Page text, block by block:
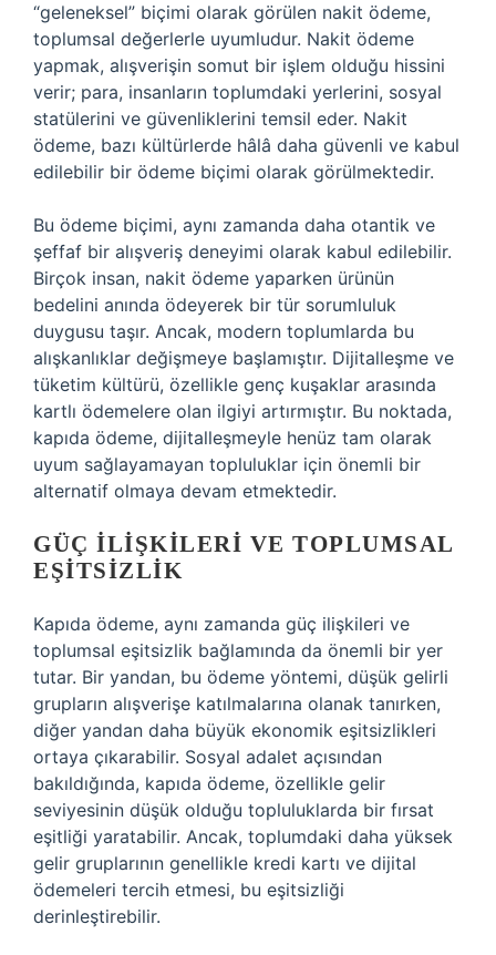
“geleneksel” biçimi olarak görülen nakit ödeme,
toplumsal değerlerle uyumludur. Nakit ödeme
yapmak, alışverişin somut bir işlem olduğu hissini
verir; para, insanların toplumdaki yerlerini, sosyal
statülerini ve güvenliklerini temsil eder. Nakit
ödeme, bazı kültürlerde hâlâ daha güvenli ve kabul
edilebilir bir ödeme biçimi olarak görülmektedir.
Bu ödeme biçimi, aynı zamanda daha otantik ve
şeffaf bir alışveriş deneyimi olarak kabul edilebilir.
Birçok insan, nakit ödeme yaparken ürünün
bedelini anında ödeyerek bir tür sorumluluk
duygusu taşır. Ancak, modern toplumlarda bu
alışkanlıklar değişmeye başlamıştır. Dijitalleşme ve
tüketim kültürü, özellikle genç kuşaklar arasında
kartlı ödemelere olan ilgiyi artırmıştır. Bu noktada,
kapıda ödeme, dijitalleşmeyle henüz tam olarak
uyum sağlayamayan topluluklar için önemli bir
alternatif olmaya devam etmektedir.
GÜÇ İLIŞKILERI VE TOPLUMSAL
EŞITSIZLIK
Kapıda ödeme, aynı zamanda güç ilişkileri ve
toplumsal eşitsizlik bağlamında da önemli bir yer
tutar. Bir yandan, bu ödeme yöntemi, düşük gelirli
grupların alışverişe katılmalarına olanak tanırken,
diğer yandan daha büyük ekonomik eşitsizlikleri
ortaya çıkarabilir. Sosyal adalet açısından
bakıldığında, kapıda ödeme, özellikle gelir
seviyesinin düşük olduğu topluluklarda bir fırsat
eşitliği yaratabilir. Ancak, toplumdaki daha yüksek
gelir gruplarının genellikle kredi kartı ve dijital
ödemeleri tercih etmesi, bu eşitsizliği
derinleştirebilir.